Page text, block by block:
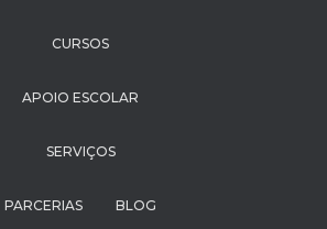
CURSOS
APOIO ESCOLAR
SERVIÇOS
PARCERIAS BLOG